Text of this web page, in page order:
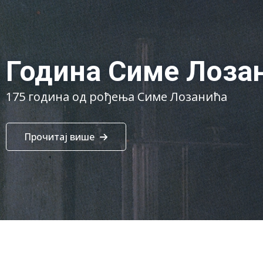
Година Симе
175 година од рођења Симе Лозанића
Прочитај више